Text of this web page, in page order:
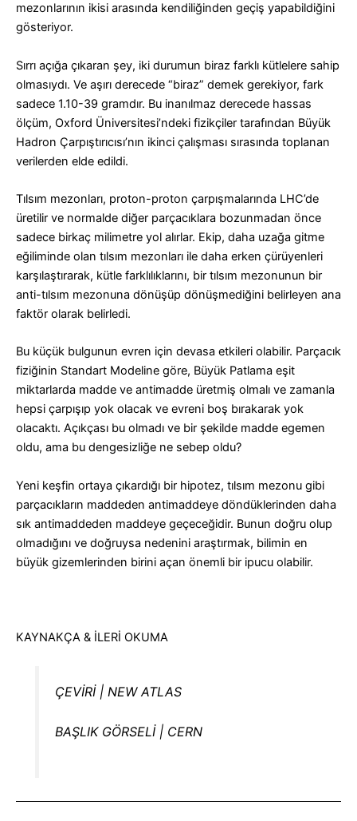
mezonlarının ikisi arasında kendiliğinden geçiş yapabildiğini
gösteriyor.
Sırrı açığa çıkaran şey, iki durumun biraz farklı kütlelere sahip
olmasıydı. Ve aşırı derecede “biraz” demek gerekiyor, fark
sadece 1.10-39 gramdır. Bu inanılmaz derecede hassas
ölçüm, Oxford Üniversitesi’ndeki fizikçiler tarafından Büyük
Hadron Çarpıştırıcısı’nın ikinci çalışması sırasında toplanan
verilerden elde edildi.
Tılsım mezonları, proton-proton çarpışmalarında LHC’de
üretilir ve normalde diğer parçacıklara bozunmadan önce
sadece birkaç milimetre yol alırlar. Ekip, daha uzağa gitme
eğiliminde olan tılsım mezonları ile daha erken çürüyenleri
karşılaştırarak, kütle farklılıklarını, bir tılsım mezonunun bir
anti-tılsım mezonuna dönüşüp dönüşmediğini belirleyen ana
faktör olarak belirledi.
Bu küçük bulgunun evren için devasa etkileri olabilir. Parçacık
fiziğinin Standart Modeline göre, Büyük Patlama eşit
miktarlarda madde ve antimadde üretmiş olmalı ve zamanla
hepsi çarpışıp yok olacak ve evreni boş bırakarak yok
olacaktı. Açıkçası bu olmadı ve bir şekilde madde egemen
oldu, ama bu dengesizliğe ne sebep oldu?
Yeni keşfin ortaya çıkardığı bir hipotez, tılsım mezonu gibi
parçacıkların maddeden antimaddeye döndüklerinden daha
sık antimaddeden maddeye geçeceğidir. Bunun doğru olup
olmadığını ve doğruysa nedenini araştırmak, bilimin en
büyük gizemlerinden birini açan önemli bir ipucu olabilir.
KAYNAKÇA & İLERİ OKUMA
ÇEVİRİ | NEW ATLAS
BAŞLIK GÖRSELİ | CERN